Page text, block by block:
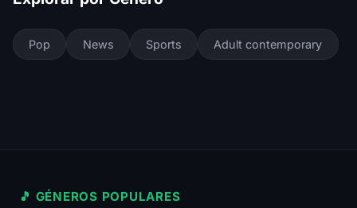
Pop News Sports Adult contemporary
🎵 GÉNEROS POPULARES